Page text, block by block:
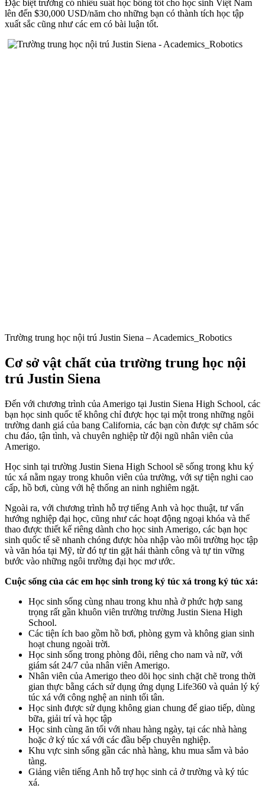
Đặc biệt trường có nhiều suất học bổng tốt cho học sinh Việt Nam
lên đến $30,000 USD/năm cho những bạn có thành tích học tập
xuất sắc cũng như các em có bài luận tốt.
Trường trung học nội trú Justin Siena – Academics_Robotics
Cơ sở vật chất của trường trung học nội
trú Justin Siena
Đến với chương trình của Amerigo tại Justin Siena High School, các
bạn học sinh quốc tế không chỉ được học tại một trong những ngôi
trường danh giá của bang California, các bạn còn được sự chăm sóc
chu đáo, tận tình, và chuyên nghiệp từ đội ngũ nhân viên của
Amerigo.
Học sinh tại trường Justin Siena High School sẽ sống trong khu ký
túc xá nằm ngay trong khuôn viên của trường, với sự tiện nghi cao
cấp, hồ bơi, cùng với hệ thống an ninh nghiêm ngặt.
Ngoài ra, với chương trình hỗ trợ tiếng Anh và học thuật, tư vấn
hướng nghiệp đại học, cũng như các hoạt động ngoại khóa và thể
thao được thiết kế riêng dành cho học sinh Amerigo, các bạn học
sinh quốc tế sẽ nhanh chóng được hòa nhập vào môi trường học tập
và văn hóa tại Mỹ, từ đó tự tin gặt hái thành công và tự tin vững
bước vào những ngôi trường đại học mơ ước.
Cuộc sống của các em học sinh trong ký túc xá trong ký túc xá:
Học sinh sống cùng nhau trong khu nhà ở phức hợp sang
trọng rất gần khuôn viên trường trường Justin Siena High
School.
Các tiện ích bao gồm hồ bơi, phòng gym và không gian sinh
hoạt chung ngoài trời.
Học sinh sống trong phòng đôi, riêng cho nam và nữ, với
giám sát 24/7 của nhân viên Amerigo.
Nhân viên của Amerigo theo dõi học sinh chặt chẽ trong thời
gian thực bằng cách sử dụng ứng dụng Life360 và quản lý ký
túc xá với công nghệ an ninh tối tân.
Học sinh được sử dụng không gian chung để giao tiếp, dùng
bữa, giải trí và học tập
Học sinh cùng ăn tối với nhau hàng ngày, tại các nhà hàng
hoặc ở ký túc xá với các đầu bếp chuyên nghiệp.
Khu vực sinh sống gần các nhà hàng, khu mua sắm và bảo
tàng.
Giảng viên tiếng Anh hỗ trợ học sinh cả ở trường và ký túc
xá.